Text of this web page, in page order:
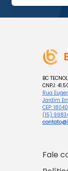
BC
CNPJ:
Rua
Jardim
CEP:
(15)
Fale